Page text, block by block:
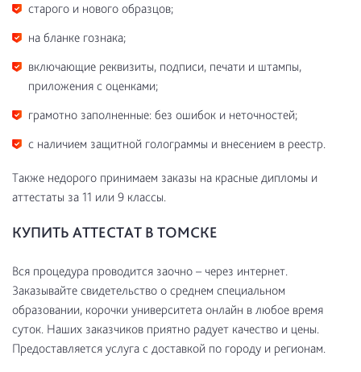
старого и нового образцов;
на бланке гознака;
включающие реквизиты, подписи, печати и штампы,
приложения с оценками;
грамотно заполненные: без ошибок и неточностей;
с наличием защитной голограммы и внесением в реестр.
Также недорого принимаем заказы на красные дипломы и
аттестаты за 11 или 9 классы.
КУПИТЬ АТТЕСТАТ В ТОМСКЕ
Вся процедура проводится заочно – через интернет.
Заказывайте свидетельство о среднем специальном
образовании, корочки университета онлайн в любое время
суток. Наших заказчиков приятно радует качество и цены.
Предоставляется услуга с доставкой по городу и регионам.